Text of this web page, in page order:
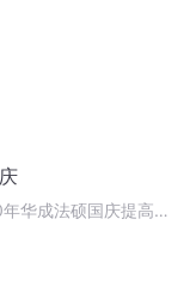
华成法硕国庆提高班